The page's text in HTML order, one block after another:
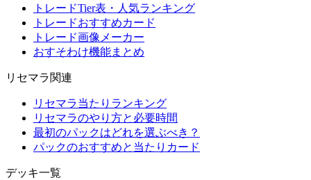
トレードTier表・人気ランキング
トレードおすすめカード
トレード画像メーカー
おすそわけ機能まとめ
リセマラ関連
リセマラ当たりランキング
リセマラのやり方と必要時間
最初のパックはどれを選ぶべき？
パックのおすすめと当たりカード
デッキ一覧